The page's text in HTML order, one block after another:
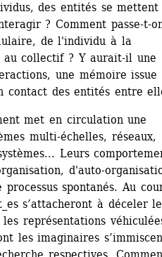
des entités se mettent
? Comment passe-t-
de l'individu à la
collectif ? Y aurait-il une
une mémoire issue
contact des entités entre
met en circulation une
multi-échelles, réseaux,
Leurs
d'auto-
spontanés. Au
s’attacheront à déceler
représentations
les imaginaires